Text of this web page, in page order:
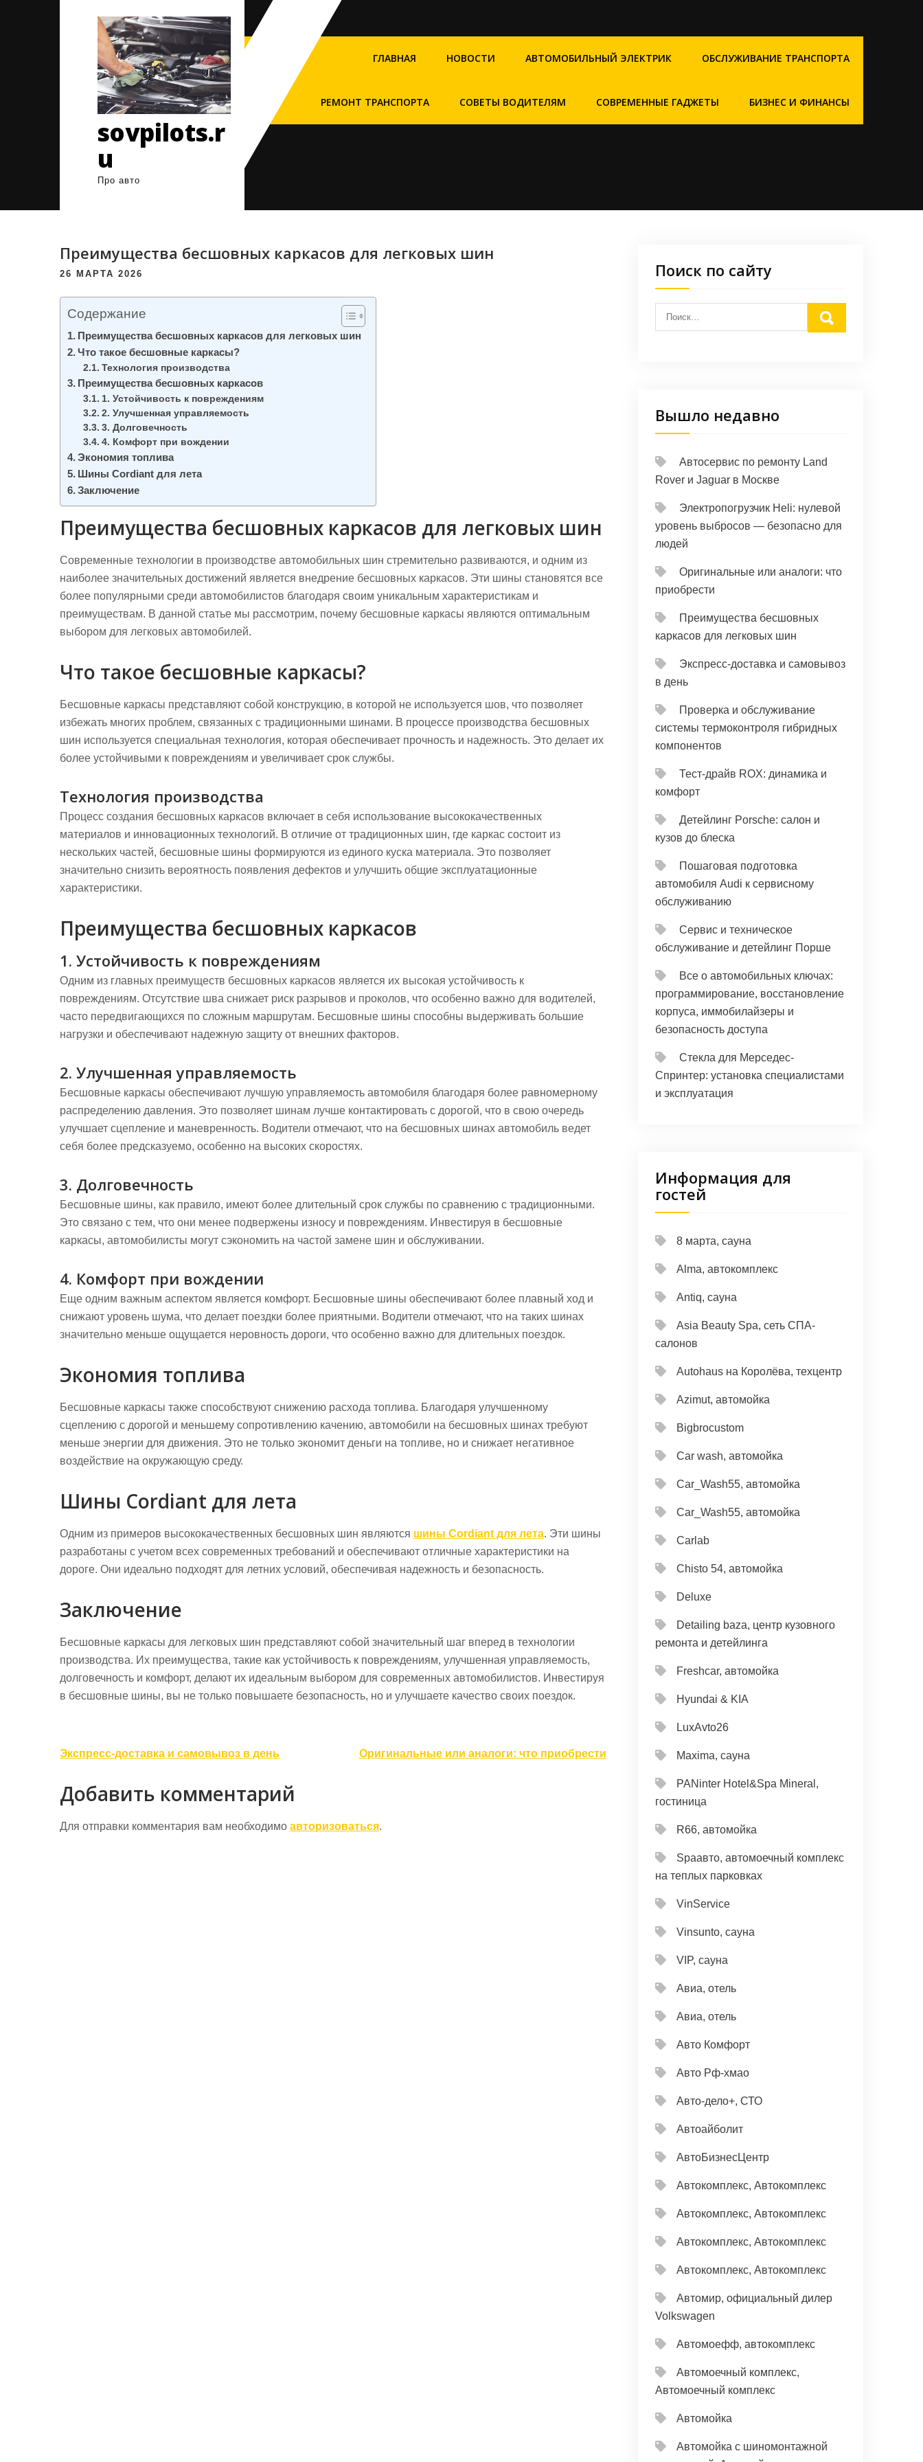
sovpilots.r
u
Про авто
ГЛАВНАЯ НОВОСТИ АВТОМОБИЛЬНЫЙ ЭЛЕКТРИК ОБСЛУЖИВАНИЕ ТРАНСПОРТА
РЕМОНТ ТРАНСПОРТА СОВЕТЫ ВОДИТЕЛЯМ СОВРЕМЕННЫЕ ГАДЖЕТЫ БИЗНЕС И ФИНАНСЫ
Преимущества бесшовных каркасов для легковых шин
26 МАРТА 2026
Содержание
Преимущества бесшовных каркасов для легковых шин
Что такое бесшовные каркасы?
Технология производства
Преимущества бесшовных каркасов
1. Устойчивость к повреждениям
2. Улучшенная управляемость
3. Долговечность
4. Комфорт при вождении
Экономия топлива
Шины Cordiant для лета
Заключение
Преимущества бесшовных каркасов для легковых шин
Современные технологии в производстве автомобильных шин стремительно развиваются, и одним из
наиболее значительных достижений является внедрение бесшовных каркасов. Эти шины становятся все
более популярными среди автомобилистов благодаря своим уникальным характеристикам и
преимуществам. В данной статье мы рассмотрим, почему бесшовные каркасы являются оптимальным
выбором для легковых автомобилей.
Что такое бесшовные каркасы?
Бесшовные каркасы представляют собой конструкцию, в которой не используется шов, что позволяет
избежать многих проблем, связанных с традиционными шинами. В процессе производства бесшовных
шин используется специальная технология, которая обеспечивает прочность и надежность. Это делает их
более устойчивыми к повреждениям и увеличивает срок службы.
Технология производства
Процесс создания бесшовных каркасов включает в себя использование высококачественных
материалов и инновационных технологий. В отличие от традиционных шин, где каркас состоит из
нескольких частей, бесшовные шины формируются из единого куска материала. Это позволяет
значительно снизить вероятность появления дефектов и улучшить общие эксплуатационные
характеристики.
Преимущества бесшовных каркасов
1. Устойчивость к повреждениям
Одним из главных преимуществ бесшовных каркасов является их высокая устойчивость к
повреждениям. Отсутствие шва снижает риск разрывов и проколов, что особенно важно для водителей,
часто передвигающихся по сложным маршрутам. Бесшовные шины способны выдерживать большие
нагрузки и обеспечивают надежную защиту от внешних факторов.
2. Улучшенная управляемость
Бесшовные каркасы обеспечивают лучшую управляемость автомобиля благодаря более равномерному
распределению давления. Это позволяет шинам лучше контактировать с дорогой, что в свою очередь
улучшает сцепление и маневренность. Водители отмечают, что на бесшовных шинах автомобиль ведет
себя более предсказуемо, особенно на высоких скоростях.
3. Долговечность
Бесшовные шины, как правило, имеют более длительный срок службы по сравнению с традиционными.
Это связано с тем, что они менее подвержены износу и повреждениям. Инвестируя в бесшовные
каркасы, автомобилисты могут сэкономить на частой замене шин и обслуживании.
4. Комфорт при вождении
Еще одним важным аспектом является комфорт. Бесшовные шины обеспечивают более плавный ход и
снижают уровень шума, что делает поездки более приятными. Водители отмечают, что на таких шинах
значительно меньше ощущается неровность дороги, что особенно важно для длительных поездок.
Экономия топлива
Бесшовные каркасы также способствуют снижению расхода топлива. Благодаря улучшенному
сцеплению с дорогой и меньшему сопротивлению качению, автомобили на бесшовных шинах требуют
меньше энергии для движения. Это не только экономит деньги на топливе, но и снижает негативное
воздействие на окружающую среду.
Шины Cordiant для лета
Одним из примеров высококачественных бесшовных шин являются шины Cordiant для лета. Эти шины
разработаны с учетом всех современных требований и обеспечивают отличные характеристики на
дороге. Они идеально подходят для летних условий, обеспечивая надежность и безопасность.
Заключение
Бесшовные каркасы для легковых шин представляют собой значительный шаг вперед в технологии
производства. Их преимущества, такие как устойчивость к повреждениям, улучшенная управляемость,
долговечность и комфорт, делают их идеальным выбором для современных автомобилистов. Инвестируя
в бесшовные шины, вы не только повышаете безопасность, но и улучшаете качество своих поездок.
Навигация
записям
Экспресс-доставка и самовывоз в день Оригинальные или аналоги: что приобрести
Добавить комментарий
Для отправки комментария вам необходимо авторизоваться.
Поиск по сайту
Вышло недавно
Автосервис по ремонту Land
Rover и Jaguar в Москве
Электропогрузчик Heli: нулевой
уровень выбросов — безопасно для
людей
Оригинальные или аналоги: что
приобрести
Преимущества бесшовных
каркасов для легковых шин
Экспресс-доставка и самовывоз
в день
Проверка и обслуживание
системы термоконтроля гибридных
компонентов
Тест‑драйв ROX: динамика и
комфорт
Детейлинг Porsche: салон и
кузов до блеска
Пошаговая подготовка
автомобиля Audi к сервисному
обслуживанию
Сервис и техническое
обслуживание и детейлинг Порше
Все о автомобильных ключах:
программирование, восстановление
корпуса, иммобилайзеры и
безопасность доступа
Стекла для Мерседес-
Спринтер: установка специалистами
и эксплуатация
Информация для
гостей
8 марта, сауна
Alma, автокомплекс
Antiq, сауна
Asia Beauty Spa, сеть СПА-
салонов
Autohaus на Королёва, техцентр
Azimut, автомойка
Bigbrocustom
Car wash, автомойка
Car_Wash55, автомойка
Car_Wash55, автомойка
Carlab
Chisto 54, автомойка
Deluxe
Detailing baza, центр кузовного
ремонта и детейлинга
Freshcar, автомойка
Hyundai & KIA
LuxAvto26
Maxima, сауна
PANinter Hotel&Spa Mineral,
гостиница
R66, автомойка
Spaавто, автомоечный комплекс
на теплых парковках
VinService
Vinsunto, сауна
VIP, сауна
Авиа, отель
Авиа, отель
Авто Комфорт
Авто Рф-хмао
Авто-дело+, СТО
Автоайболит
АвтоБизнесЦентр
Автокомплекс, Автокомплекс
Автокомплекс, Автокомплекс
Автокомплекс, Автокомплекс
Автокомплекс, Автокомплекс
Автомир, официальный дилер
Volkswagen
Автомоефф, автокомплекс
Автомоечный комплекс,
Автомоечный комплекс
Автомойка
Автомойка с шиномонтажной